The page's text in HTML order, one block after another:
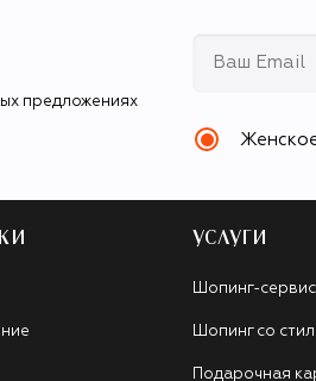
предложениях
УСЛУГИ
Шопинг-
Шопинг со
Подарочная